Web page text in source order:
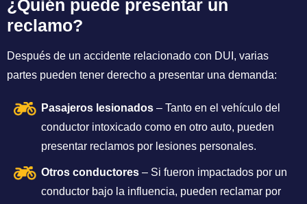
¿Quién puede presentar un
reclamo?
Después de un accidente relacionado con DUI, varias
partes pueden tener derecho a presentar una demanda:
Pasajeros lesionados – Tanto en el vehículo del
conductor intoxicado como en otro auto, pueden
presentar reclamos por lesiones personales.
Otros conductores – Si fueron impactados por un
conductor bajo la influencia, pueden reclamar por